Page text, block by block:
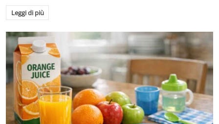
Leggi di più